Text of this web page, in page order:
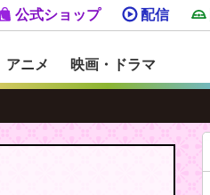
アニメ 映画・ドラマ
公式ショップ 配信